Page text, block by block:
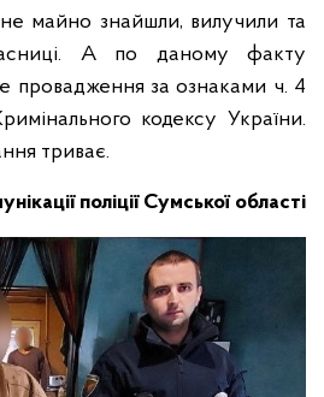
майно знайшли, вилучили та
А по даному факту
провадження за ознаками ч. 4
кодексу України.
триває.
поліції Сумської області